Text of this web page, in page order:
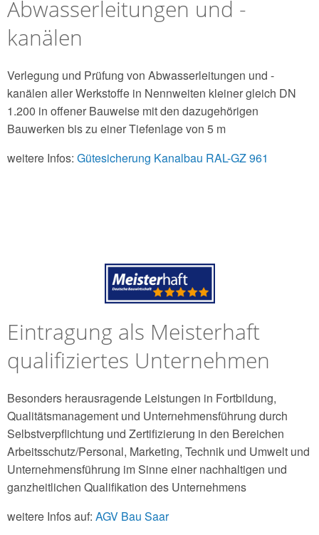
Abwasserleitungen und -
kanälen
Verlegung und Prüfung von Abwasserleitungen und -
kanälen aller Werkstoffe in Nennweiten kleiner gleich DN
1.200 in offener Bauweise mit den dazugehörigen
Bauwerken bis zu einer Tiefenlage von 5 m
weitere Infos: Gütesicherung Kanalbau RAL-GZ 961
Eintragung als Meisterhaft
qualifiziertes Unternehmen
Besonders herausragende Leistungen in Fortbildung,
Qualitätsmanagement und Unternehmensführung durch
Selbstverpflichtung und Zertifizierung in den Bereichen
Arbeitsschutz/Personal, Marketing, Technik und Umwelt und
Unternehmensführung im Sinne einer nachhaltigen und
ganzheitlichen Qualifikation des Unternehmens
weitere Infos auf: AGV Bau Saar